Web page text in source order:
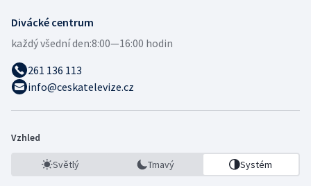
Divácké centrum
každý všední den:8:00—16:00 hodin
261 136 113
info@ceskatelevize.cz
Vzhled
Světlý Tmavý Systém